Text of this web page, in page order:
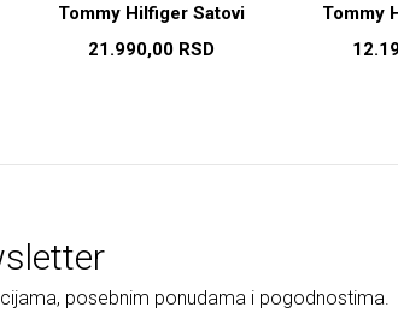
Tommy Hilfiger Satovi
21.990,00 RSD
Tommy
posebnim ponudama i pogodnostima.